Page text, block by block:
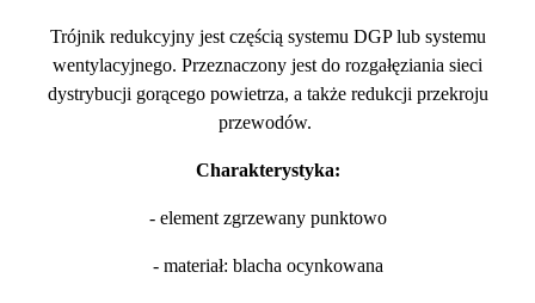
Trójnik redukcyjny jest częścią systemu DGP lub systemu
wentylacyjnego. Przeznaczony jest do rozgałęziania sieci
dystrybucji gorącego powietrza, a także redukcji przekroju
przewodów.
Charakterystyka:
- element zgrzewany punktowo
- materiał: blacha ocynkowana